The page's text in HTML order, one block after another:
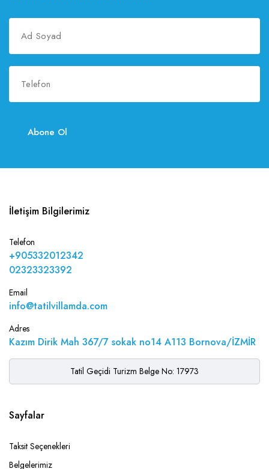
Abone Ol
İletişim Bilgilerimiz
Telefon
+905332012342
02323323392
Email
info@tatilvillamda.com
Adres
Kazım Dirik Mah 367/7 sokak no14 A113 Bornova/İZMİR
Tatil Geçidi Turizm Belge No: 17973
Sayfalar
Taksit Seçenekleri
Belgelerimiz